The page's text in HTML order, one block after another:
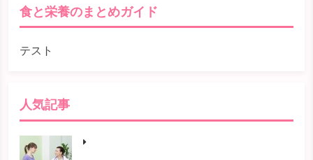
食と栄養のまとめガイド
テスト
人気記事